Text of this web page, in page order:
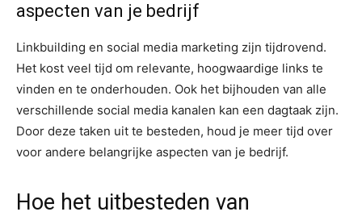
aspecten van je bedrijf
Linkbuilding en social media marketing zijn tijdrovend.
Het kost veel tijd om relevante, hoogwaardige links te
vinden en te onderhouden. Ook het bijhouden van alle
verschillende social media kanalen kan een dagtaak zijn.
Door deze taken uit te besteden, houd je meer tijd over
voor andere belangrijke aspecten van je bedrijf.
Hoe het uitbesteden van